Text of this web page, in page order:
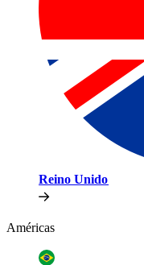
Reino Unido​​
Américas​​